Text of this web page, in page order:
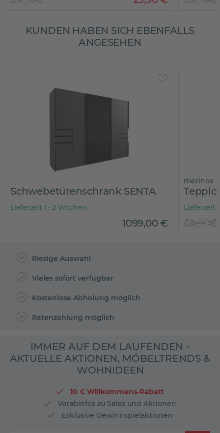
KUNDEN HABEN SICH EBENFALLS
ANGESEHEN
Schwebetürenschrank SENTA
Lieferzeit 1 - 2 Wochen
1099,00€
merinos
Lieferzeit
69,90€
Riesige Auswahl
Vieles sofort verfügbar
Kostenlose Abholung möglich
Ratenzahlung möglich
IMMER AUF DEM LAUFENDEN -
AKTUELLE AKTIONEN, MÖBELTRENDS &
WOHNIDEEN
10 € Willkommens-Rabatt
Vorabinfos zu Sales und Aktionen
Exklusive Gewinnspielaktionen